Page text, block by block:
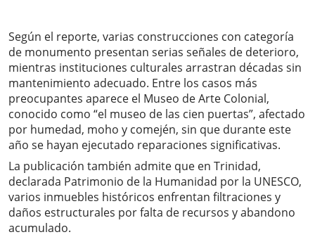
Según el reporte, varias construcciones con categoría
de monumento presentan serias señales de deterioro,
mientras instituciones culturales arrastran décadas sin
mantenimiento adecuado. Entre los casos más
preocupantes aparece el Museo de Arte Colonial,
conocido como “el museo de las cien puertas”, afectado
por humedad, moho y comején, sin que durante este
año se hayan ejecutado reparaciones significativas.
La publicación también admite que en Trinidad,
declarada Patrimonio de la Humanidad por la UNESCO,
varios inmuebles históricos enfrentan filtraciones y
daños estructurales por falta de recursos y abandono
acumulado.